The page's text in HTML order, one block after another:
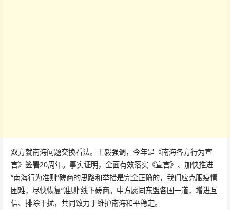
双方就南海问题交换看法。王毅强调，今年是《南海各方行为宣
言》签署20周年。事实证明，全面有效落实《宣言》、加快推进
“南海行为准则”磋商的思路和举措是完全正确的，我们应克服疫情
困难，尽快恢复“准则”线下磋商。中方愿同东盟各国一道，增进互
信、排除干扰，共同致力于维护南海和平稳定。